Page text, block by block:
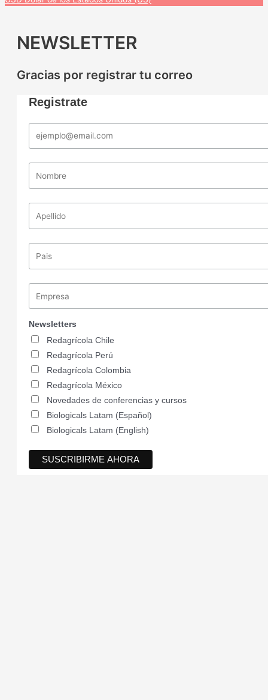
NEWSLETTER
Gracias por registrar tu correo
Registrate
Newsletters
Redagrícola Chile
Redagrícola Perú
Redagrícola Colombia
Redagrícola México
Novedades de conferencias y cursos
Biologicals Latam (Español)
Biologicals Latam (English)